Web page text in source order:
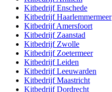
KitbedrijfEnschede
KitbedrijfHaarlemmermeer
KitbedrijfAmersfoort
Kitbedrijf Zaanstad
Kitbedrijf Zwolle
Kitbedrijf Zoetermeer
KitbedrijfLeiden
KitbedrijfLeeuwarden
KitbedrijfMaastricht
KitbedrijfDordrecht